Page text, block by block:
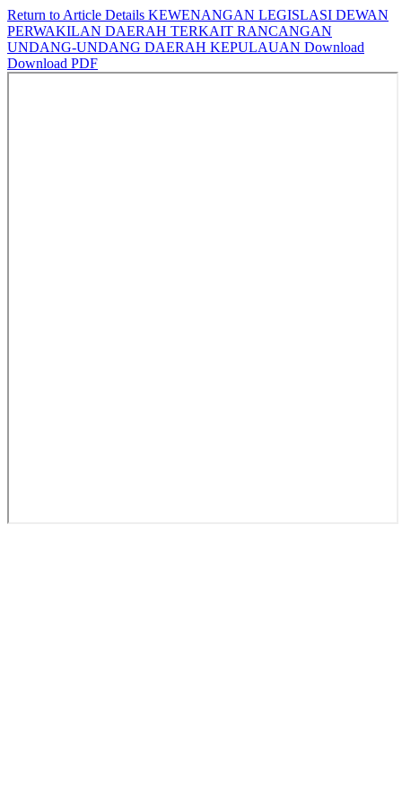
Return to Article Details KEWENANGAN LEGISLASI DEWAN
PERWAKILAN DAERAH TERKAIT RANCANGAN
UNDANG-UNDANG DAERAH KEPULAUAN Download
Download PDF